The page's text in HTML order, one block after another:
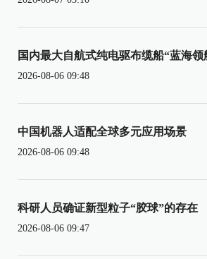
国内最大自航式纯电驱布缆船“蓝海领
2026-08-06 09:48
中国机器人适配全球多元应用场景
2026-08-06 09:48
科研人员确证新型粒子“胶球”的存在
2026-08-06 09:47